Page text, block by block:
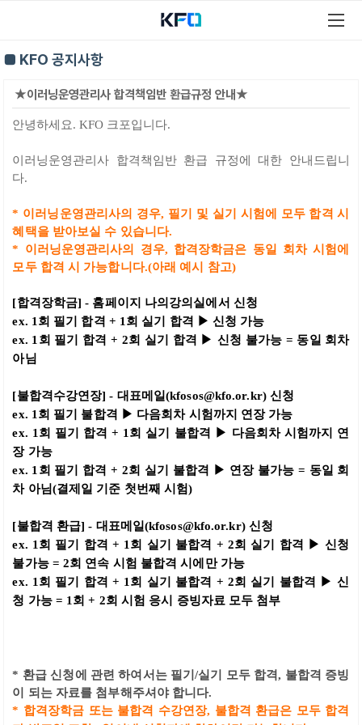
■ KFO 공지사항
★이러닝운영관리사 합격책임반 환급규정 안내★
안녕하세요. KFO 크포입니다.
이러닝운영관리사 합격책임반 환급 규정에 대한 안내드립니
다.
* 이러닝운영관리사의 경우, 필기 및 실기 시험에 모두 합격 시
혜택을 받아보실 수 있습니다.
* 이러닝운영관리사의 경우, 합격장학금은 동일 회차 시험에
모두 합격 시 가능합니다.(아래 예시 참고)
[합격장학금] - 홈페이지 나의강의실에서 신청
ex. 1회 필기 합격 + 1회 실기 합격 ▶ 신청 가능
ex. 1회 필기 합격 + 2회 실기 합격 ▶ 신청 불가능 = 동일 회차
아님
[불합격수강연장] - 대표메일(kfosos@kfo.or.kr) 신청
ex. 1회 필기 불합격 ▶ 다음회차 시험까지 연장 가능
ex. 1회 필기 합격 + 1회 실기 불합격 ▶ 다음회차 시험까지 연
장 가능
ex. 1회 필기 합격 + 2회 실기 불합격 ▶ 연장 불가능 = 동일 회
차 아님(결제일 기준 첫번째 시험)
[불합격 환급]- 대표메일(kfosos@kfo.or.kr) 신청
ex. 1회 필기 합격 + 1회 실기 불합격 + 2회 실기 합격 ▶ 신청
불가능 = 2회 연속 시험 불합격 시에만 가능
ex. 1회 필기 합격 + 1회 실기 불합격 + 2회 실기 불합격 ▶ 신
청 가능 = 1회 + 2회 시험 응시 증빙자료 모두 첨부
* 환급 신청에 관련 하여서는 필기/실기 모두 합격, 불합격 증빙
이 되는 자료를 첨부해주셔야 합니다.
* 합격장학금 또는 불합격 수강연장, 불합격 환급은 모두 합격